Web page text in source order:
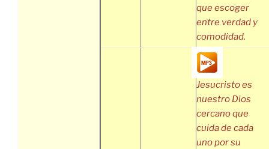
que escoger
entre verdad y
comodidad.
Jesucristo es
nuestro Dios
cercano que
cuida de cada
uno por su